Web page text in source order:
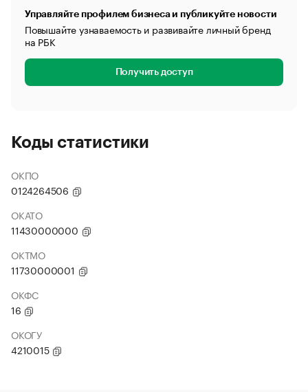
Управляйте профилем бизнеса и публикуйте новости
Повышайте узнаваемость и развивайте личный бренд
на РБК
Получить доступ
Коды статистики
ОКПО
0124264506
ОКАТО
11430000000
ОКТМО
11730000001
ОКФС
16
ОКОГУ
4210015